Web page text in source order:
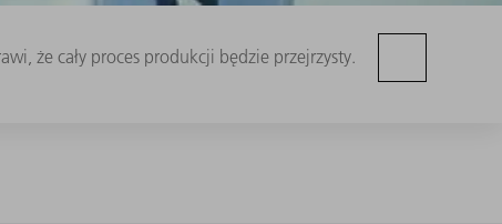
że cały proces produkcji będzie przejrzysty.